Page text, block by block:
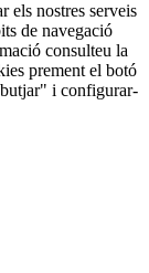
els nostres serveis
de navegació
consulteu la
prement el botó
i configurar-